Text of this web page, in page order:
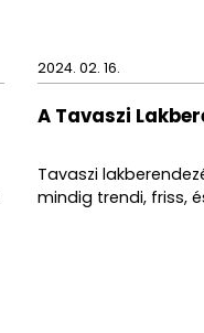
2024. 02. 16.
A Tavaszi
Tavaszi
mindig trendi, friss,